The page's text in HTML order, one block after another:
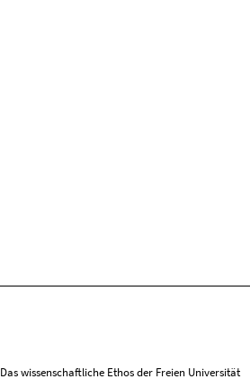
Das wissenschaftliche Ethos der Freien Universität